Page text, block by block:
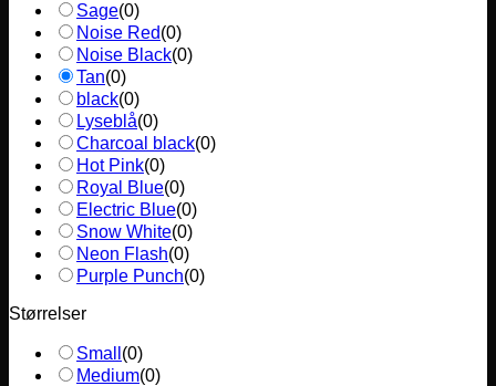
Sage(0)
Noise Red(0)
Noise Black(0)
Tan(0)
black(0)
Lyseblå(0)
Charcoal black(0)
Hot Pink(0)
Royal Blue(0)
Electric Blue(0)
Snow White(0)
Neon Flash(0)
Purple Punch(0)
Størrelser
Small (0)
Medium(0)